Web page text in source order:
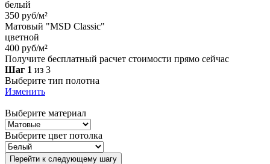
белый
350 руб/м²
Матовый "MSD Classic"
цветной
400 руб/м²
Получите бесплатный расчет стоимости прямо сейчас
Шаг 1 из 3
Выберите тип полотна
Изменить
Выберите материал
Выберите цвет потолка
Перейти к следующему шагу